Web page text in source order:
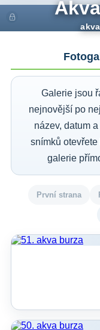
Administrace
Galerie jsou
nejnovější po
název, datum
snímků
galerie
První strana